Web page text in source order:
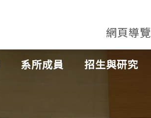
網頁導覽
系所成員 招生與研究